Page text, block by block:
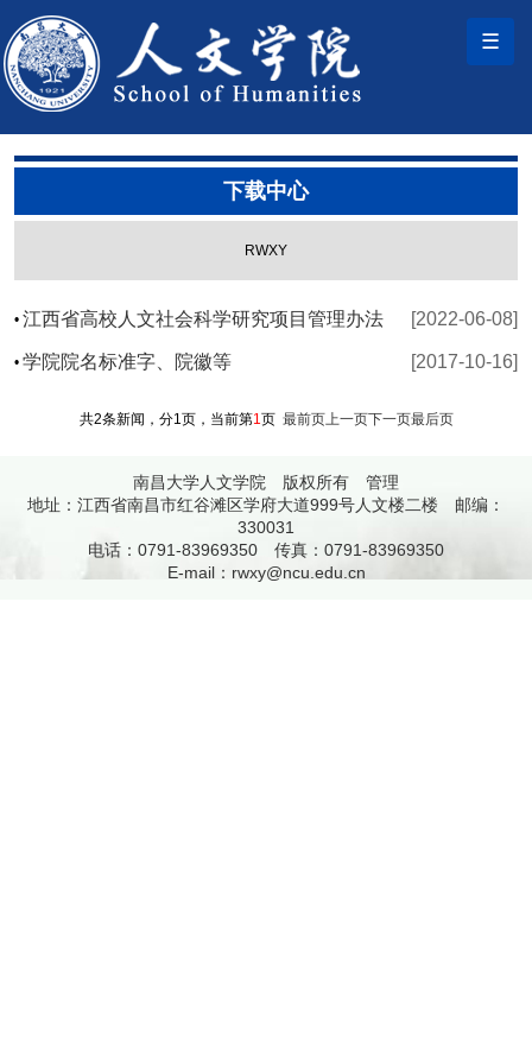
☰
下载中心
RWXY
• 江西省高校人文社会科学研究项目管理办法 [2022-06-08]
• 学院院名标准字、院徽等 [2017-10-16]
共2条新闻，分1页，当前第1页 最前页上一页下一页最后页
南昌大学人文学院 版权所有 管理
地址：江西省南昌市红谷滩区学府大道999号人文楼二楼 邮编：
330031
电话：0791-83969350 传真：0791-83969350
E-mail： rwxy@ncu.edu.cn